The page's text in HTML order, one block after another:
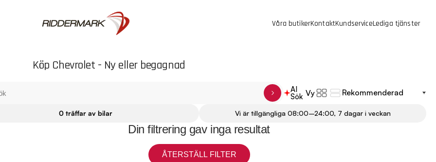
Våra butikerKontaktKundserviceLediga tjänster
Köp Chevrolet - Ny eller begagnad
AI
Sök Vy
0 träffar av bilar Vi är tillgängliga 08:00–24:00, 7 dagar i veckan
Din filtrering gav inga resultat
ÅTERSTÄLL FILTER